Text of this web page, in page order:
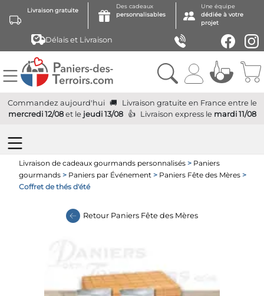
Livraison gratuite
Des cadeaux
personnalisables
Une équipe
dédiée à votre
projet
Délais et Livraison
Commandez aujourd'hui Livraison gratuite en France entre le
mercredi 12/08et le jeudi 13/08 Livraison expressle mardi 11/08
Livraison de cadeaux gourmands personnalisés > Paniers
gourmands > Paniers par Événement > Paniers Fête des Mères >
Coffret de thés d'été
Retour Paniers Fête des Mères